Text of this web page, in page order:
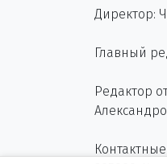
Директор:
Главный
Редактор